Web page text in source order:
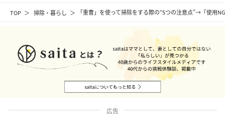
TOP 掃除・暮らし 「重曹」を使って掃除をする際の“5つの注意点”→「使用
広告